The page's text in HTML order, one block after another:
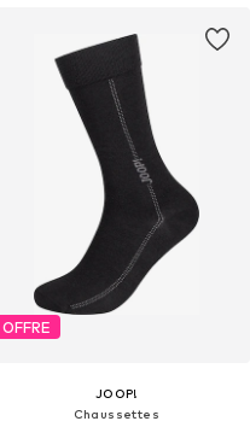
OFFRE
JOOP!
Chaussettes